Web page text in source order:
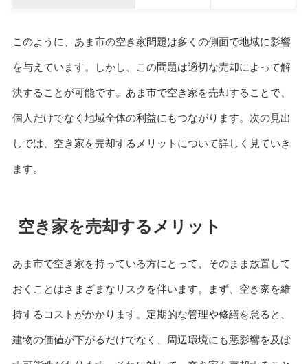
このように、あま市の空き家問題は多くの側面で地域に影響
を与えています。しかし、この問題は適切な売却によって解
決することが可能です。あま市で空き家を売却することで、
個人だけでなく地域全体の利益にもつながります。次の見出
しでは、空き家を売却するメリットについて詳しく見ていき
ます。
空き家を売却するメリット
あま市で空き家を持っている方にとって、そのまま放置して
おくことはさまざまなリスクを伴います。まず、空き家を維
持するコストがかかります。定期的な管理や修繕を怠ると、
建物の価値が下がるだけでなく、周辺環境にも悪影響を及ぼ